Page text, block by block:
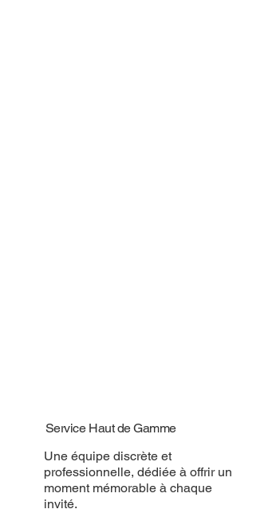
Service Haut de Gamme
Une équipe discrète et
professionnelle, dédiée à offrir un
moment mémorable à chaque
invité.